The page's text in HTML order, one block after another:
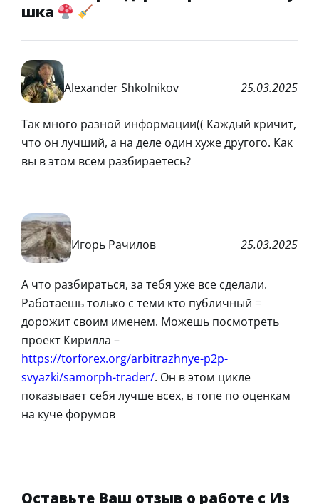
шка
Alexander Shkolnikov 25.03.2025
Так много разной информации(( Каждый кричит,
что он лучший, а на деле один хуже другого. Как
вы в этом всем разбираетесь?
Игорь Рачилов 25.03.2025
А что разбираться, за тебя уже все сделали.
Работаешь только с теми кто публичный =
дорожит своим именем. Можешь посмотреть
проект Кирилла –
https://torforex.org/arbitrazhnye-p2p-
svyazki/samorph-trader/. Он в этом цикле
показывает себя лучше всех, в топе по оценкам
на куче форумов
Оставьте Ваш отзыв о работе с Из